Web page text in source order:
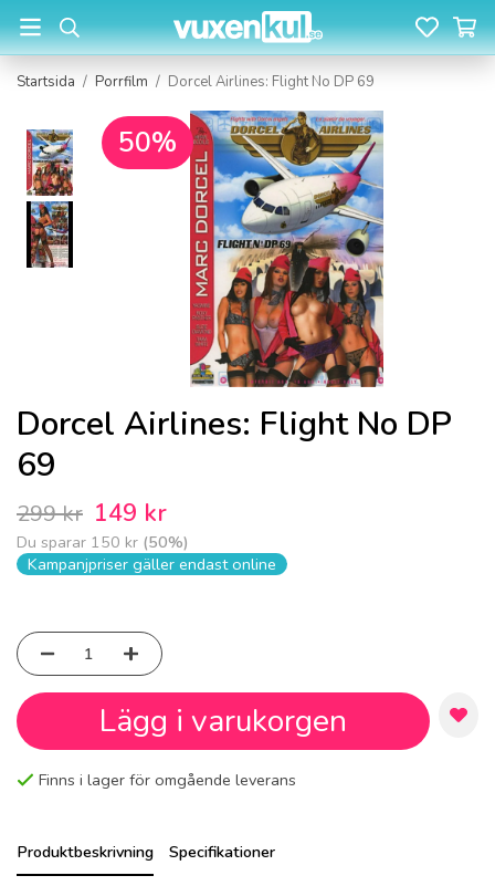
Startsida / Porrfilm / Dorcel Airlines: Flight No DP 69
50%
Dorcel Airlines: Flight No DP
69
299 kr 149 kr
Du sparar 150 kr (50%)
Kampanjpriser gäller endast online
Lägg i varukorgen
Finns i lager för omgående leverans
Produktbeskrivning Specifikationer